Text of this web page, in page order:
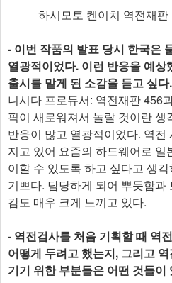
하시모토 켄이치 역전재
- 이번 작품의 발표 당시 한국은
열광적이었다. 이런 반응을 예
출시를 맡게 된 소감을 듣고 싶다.
니시다 프로듀서: 역전재판 456
픽이 새로워져서 놀랄 것이란
반응이 많고 열광적이었다. 역
지고 있어 요즘의 하드웨어로 일
이할 수 있도록 하고 싶다고 생
기쁘다. 담당하게 되어 뿌듯함과
감도 매우 크게 느끼고 있다.
- 역전검사를 처음 기획할 때 역
어떻게 두려고 했는지, 그리고
기기 위한 부분들은 어떤 것들이